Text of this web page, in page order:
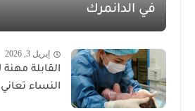
في الدانمرك
إبريل 3, 2026
القابلة مهنة
النساء